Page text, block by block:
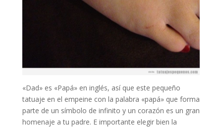
«Dad» es «Papá» en inglés, así que este pequeño
tatuaje en el empeine con la palabra «papá» que forma
parte de un símbolo de infinito y un corazón es un gran
homenaje a tu padre. E importante elegir bien la